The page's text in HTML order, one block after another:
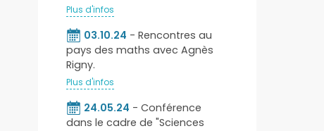
Plus d'infos
03.10.24 - Rencontres au
pays des maths avec Agnès
Rigny.
Plus d'infos
24.05.24 - Conférence
dans le cadre de "Sciences